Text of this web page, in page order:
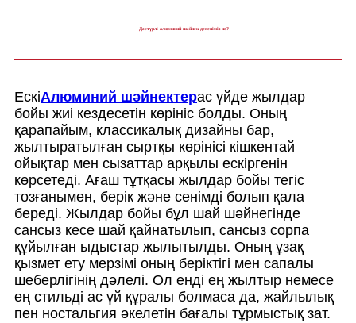
Дәстүрлі алюминий шәйнек дегеніміз не?
ЕскіАлюминий шәйнектерас үйде жылдар
бойы жиі кездесетін көрініс болды. Оның
қарапайым, классикалық дизайны бар,
жылтыратылған сыртқы көрінісі кішкентай
ойықтар мен сызаттар арқылы ескіргенін
көрсетеді. Ағаш тұтқасы жылдар бойы тегіс
тозғанымен, берік және сенімді болып қала
береді. Жылдар бойы бұл шай шәйнегінде
сансыз кесе шай қайнатылып, сансыз сорпа
құйылған ыдыстар жылытылды. Оның ұзақ
қызмет ету мерзімі оның беріктігі мен сапалы
шеберлігінің дәлелі. Ол енді ең жылтыр немесе
ең стильді ас үй құралы болмаса да, жайлылық
пен ностальгия әкелетін бағалы тұрмыстық зат.